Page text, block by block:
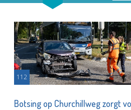
112
Botsing op Churchillweg zorgt